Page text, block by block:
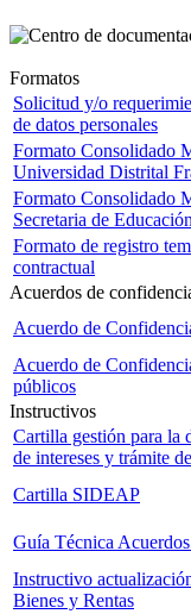
Formatos
Solicitud y/o
de datos personales
Formato Consolidado
Universidad Distrital
Formato Consolidado
Secretaria de
Formato de registro
contractual
Acuerdos de
Acuerdo de
Acuerdo de
públicos
Instructivos
Cartilla gestión para la
de intereses y trámite
Cartilla SIDEAP
Guía Técnica
Instructivo
Bienes y Rentas